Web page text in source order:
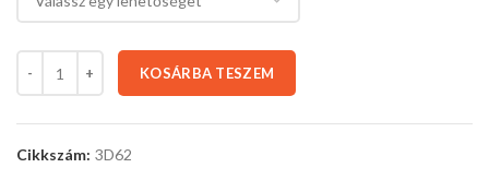
KOSÁRBA TESZEM
Cikkszám: 3D62